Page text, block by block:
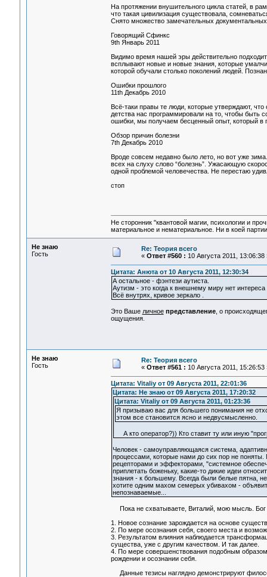
На протяжении внушительного цикла статей, в
что такая цивилизация существовала,
Снято множество замечательных
Говорящий Сфинкс
9th Январь 2011
Видимо время нашей эры действительно
всплывают новые и новые знания, которые
которой обучали столько поколений людей.
Ошибки прошлого
11th Декабрь 2010
Всё-таки правы те люди, которые утверждают,
детства нас программировали на то, чтобы
ошибки, мы получаем бесценный опыт, который в
Обзор причин болезни
7th Декабрь 2010
Вроде совсем недавно было лето, но вот уже
всех на слуху слово “болезнь”. Ужасающую
одной проблемой человечества. Не перестаю
стоп
Не сторонник "квантовой магии, психологии и
материальное и нематериальное. Ни в коей
Не знаю
Гость
Re: Теория всего
« Ответ #560 : 10 Августа 2011, 13:06:38
Цитата: Анюта от 10 Августа 2011, 12:30:34
А остальное - фэнтези аутиста.
Аутизм - это когда к внешнему миру нет
Всё внутрях, кривое зеркало .
Это Ваше личное представление, о
ощущения.
Не знаю
Гость
Re: Теория всего
« Ответ #561 : 10 Августа 2011, 15:26:53
Цитата: Vitaliy от 09 Августа 2011, 22:01:36
Цитата: Не знаю от 09 Августа 2011, 17:20:32
Цитата: Vitaliy от 09 Августа 2011, 01:23:36
Я призываю вас для большего понимания не
этом все становится ясно и недвусмысленно.
А кто оператор?)) Кто ставит ту или иную
Человек - самоуправляющаяся система,
процессами, которые нами до сих пор не
рецепторами и эффекторами, "системное
приплетать боженьку, какие-то дикие идеи
знания - к большему. Всегда были белые пятна,
хотите одним махом семерых убивахом -
непознаваемые...
Пока не схватываете, Виталий, мою мысль. Бог
1. Новое сознание зарождается на основе
2. По мере осознания себя, своего места и
3. Результатом влияния наблюдается
существа, уже с другим качеством. И так далее.
4. По мере совершенствования подобным
рождении и осознании себя.
Данные тезисы наглядно демонстрируют